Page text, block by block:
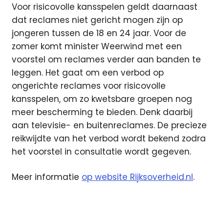
Voor risicovolle kansspelen geldt daarnaast
dat reclames niet gericht mogen zijn op
jongeren tussen de 18 en 24 jaar. Voor de
zomer komt minister Weerwind met een
voorstel om reclames verder aan banden te
leggen. Het gaat om een verbod op
ongerichte reclames voor risicovolle
kansspelen, om zo kwetsbare groepen nog
meer bescherming te bieden. Denk daarbij
aan televisie- en buitenreclames. De precieze
reikwijdte van het verbod wordt bekend zodra
het voorstel in consultatie wordt gegeven.
Meer informatie op website Rijksoverheid.nl.